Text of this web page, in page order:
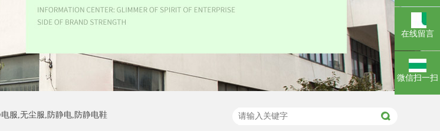
电服,无尘服,防静电,防静电鞋
在线留言
微信扫一扫